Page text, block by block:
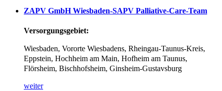
ZAPV GmbH Wiesbaden-SAPV Palliative-Care-Team
Versorgungsgebiet:
Wiesbaden, Vororte Wiesbadens, Rheingau-Taunus-Kreis,
Eppstein, Hochheim am Main, Hofheim am Taunus,
Flörsheim, Bischhofsheim, Ginsheim-Gustavsburg
weiter